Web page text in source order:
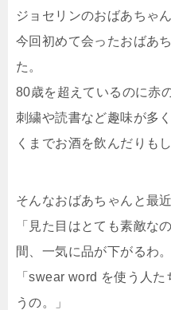
ジョセリンのおばあちゃん
今回初めて会ったおばあ
た。
80歳を超えているのに赤
刺繍や読書など趣味が多
くまでお酒を飲んだりも
そんなおばあちゃんと最
「見た目はとても素敵な
間、一気に品が下がるわ。
「swear word を使う人
うの。」